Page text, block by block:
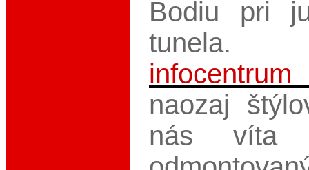
Bodiu pri
tunela.
naozaj
nás víta